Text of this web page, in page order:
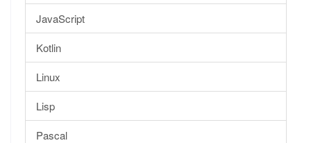
JavaScript
Kotlin
Linux
Lisp
Pascal